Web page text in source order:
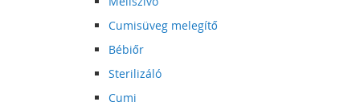
Cumisüveg melegítő
Bébiőr
Sterilizáló
Cumi